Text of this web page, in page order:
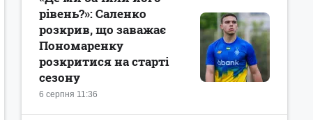
6 серпня 11:36
рівень?»: Саленко
розкрив, що заважає
Пономаренку
розкритися на старті
сезону